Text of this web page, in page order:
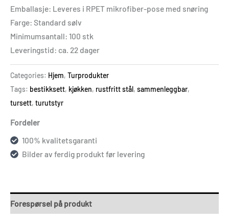
Emballasje: Leveres i RPET mikrofiber-pose med snøring
Farge: Standard sølv
Minimumsantall: 100 stk
Leveringstid: ca. 22 dager
Categories: Hjem, Turprodukter
Tags: bestikksett, kjøkken, rustfritt stål, sammenleggbar,
tursett, turutstyr
Fordeler
100% kvalitetsgaranti
Bilder av ferdig produkt før levering
Forespørsel på produkt